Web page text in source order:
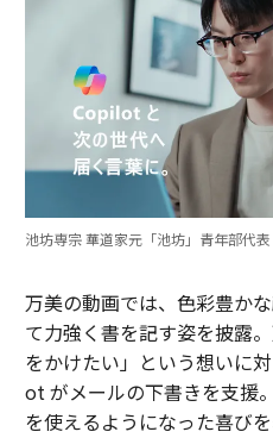
池坊専宗 華道家元「池坊」青年部代表
万美の動画では、色彩豊か
て力強く書を記す姿を披露
をかけたい」という想いに
ot がメールの下書きを支援
を使えるようになった喜びを